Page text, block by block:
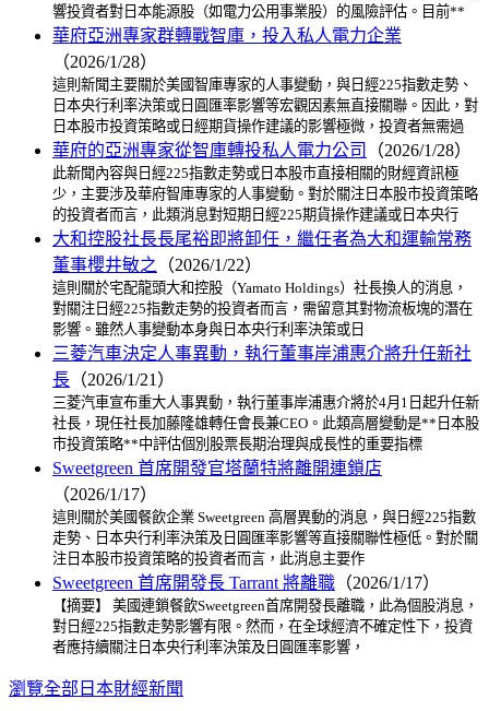
響投資者對日本能源股（如電力公用事業股）的風險評估。目前**
華府亞洲專家群轉戰智庫，投入私人電力企業
（2026/1/28）
這則新聞主要關於美國智庫專家的人事變動，與日經225指數走勢、
日本央行利率決策或日圓匯率影響等宏觀因素無直接關聯。因此，對
日本股市投資策略或日經期貨操作建議的影響極微，投資者無需過
華府的亞洲專家從智庫轉投私人電力公司 （2026/1/28）
此新聞內容與日經225指數走勢或日本股市直接相關的財經資訊極
少，主要涉及華府智庫專家的人事變動。對於關注日本股市投資策略
的投資者而言，此類消息對短期日經225期貨操作建議或日本央行
大和控股社長長尾裕即將卸任，繼任者為大和運輸常務
董事櫻井敏之
（2026/1/22）
這則關於宅配龍頭大和控股（Yamato Holdings）社長換人的消息，
對關注日經225指數走勢的投資者而言，需留意其對物流板塊的潛在
影響。雖然人事變動本身與日本央行利率決策或日
三菱汽車決定人事異動，執行董事岸浦惠介將升任新社
長 （2026/1/21）
三菱汽車宣布重大人事異動，執行董事岸浦惠介將於4月1日起升任新
社長，現任社長加藤隆雄轉任會長兼CEO。此類高層變動是**日本股
市投資策略**中評估個別股票長期治理與成長性的重要指標
Sweetgreen 首席開發官塔蘭特將離開連鎖店
（2026/1/17）
這則關於美國餐飲企業 Sweetgreen 高層異動的消息，與日經225指數
走勢、日本央行利率決策及日圓匯率影響等直接關聯性極低。對於關
注日本股市投資策略的投資者而言，此消息主要作
Sweetgreen 首席開發長 Tarrant 將離職 （2026/1/17）
【摘要】 美國連鎖餐飲Sweetgreen首席開發長離職，此為個股消息，
對日經225指數走勢影響有限。然而，在全球經濟不確定性下，投資
者應持續關注日本央行利率決策及日圓匯率影響，
瀏覽全部日本財經新聞